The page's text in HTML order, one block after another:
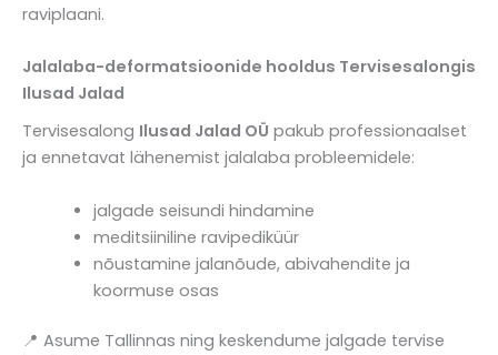
raviplaani.
Jalalaba-deformatsioonide hooldus Tervisesalongis
Ilusad Jalad
Tervisesalong Ilusad Jalad OÜ pakub professionaalset
ja ennetavat lähenemist jalalaba probleemidele:
jalgade seisundi hindamine
meditsiiniline ravipediküür
nõustamine jalanõude, abivahendite ja
koormuse osas
📍 Asume Tallinnas ning keskendume jalgade tervise